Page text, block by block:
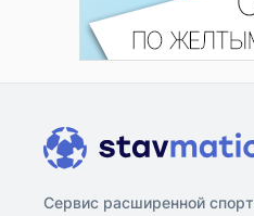
Сервис расширенной